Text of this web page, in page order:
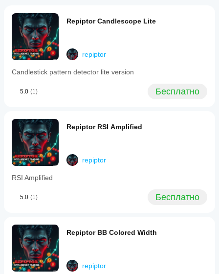
разным
инструментам
и периодам,
чтобы понять,
как он ведет
себя в разных
условиях.
менять
параметры
индикатора?
Да, вы
можете
изменять
параметры,
индикатор
Repiptor Candlescope Lite
repiptor
Candlestick pattern detector lite version
5.0 (1) Бесплатно
Repiptor RSI Amplified
repiptor
RSI Amplified
5.0 (1) Бесплатно
Repiptor BB Colored Width
repiptor